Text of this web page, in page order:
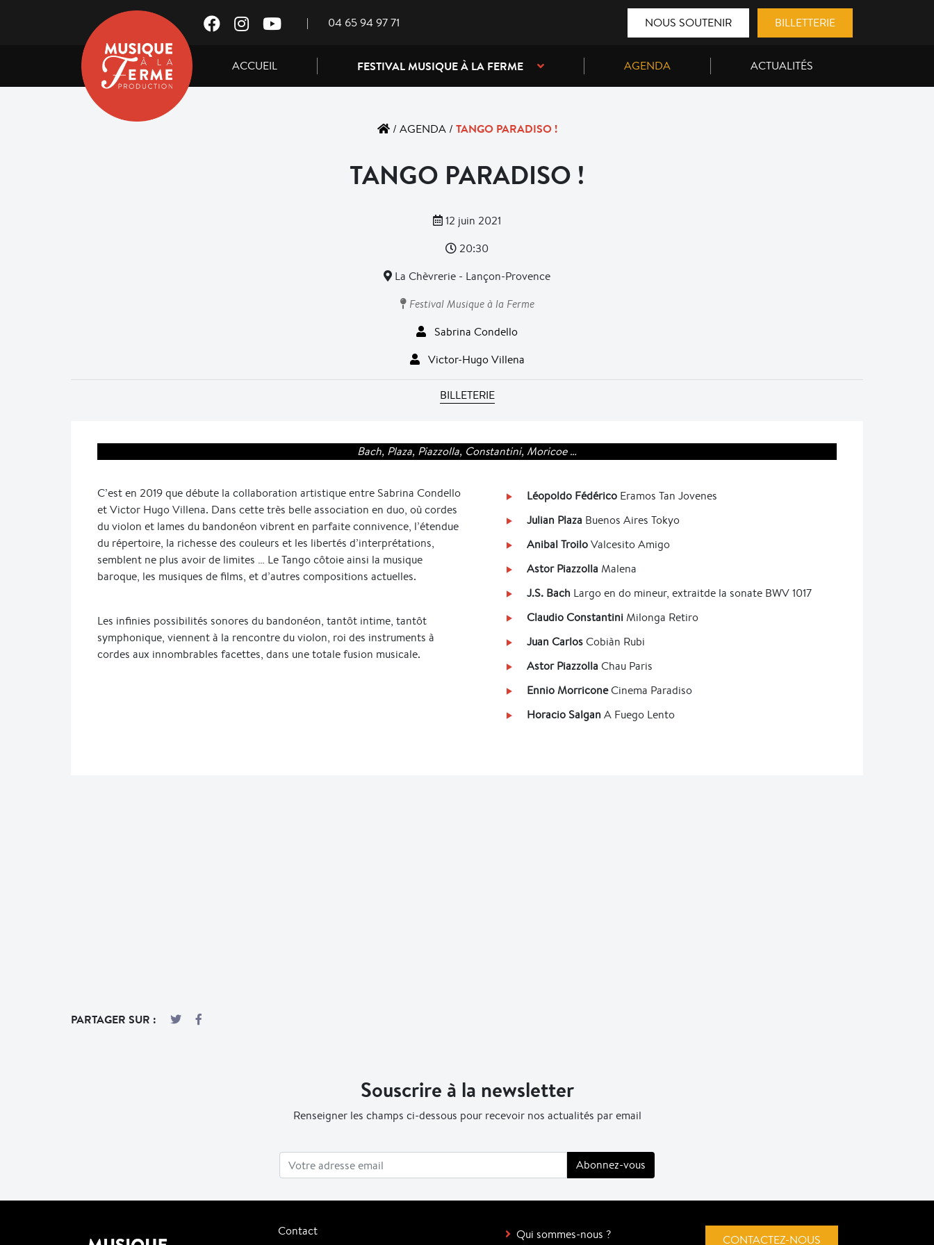
| 04 65 94 97 71 NOUS SOUTENIR BILLETTERIE
ACCUEIL FESTIVAL MUSIQUE À LA FERME AGENDA ACTUALITÉS
/ AGENDA/ TANGO PARADISO !
TANGO PARADISO !
12 juin 2021
20:30
La Chèvrerie - Lançon-Provence
Festival Musique à la Ferme
Sabrina Condello
Victor-Hugo Villena
BILLETERIE
Bach, Plaza, Piazzolla, Constantini, Moricoe …
C’est en 2019 que débute la collaboration artistique entre Sabrina Condello
et Victor Hugo Villena. Dans cette très belle association en duo, où cordes
du violon et lames du bandonéon vibrent en parfaite connivence, l’étendue
du répertoire, la richesse des couleurs et les libertés d’interprétations,
semblent ne plus avoir de limites … Le Tango côtoie ainsi la musique
baroque, les musiques de films, et d’autres compositions actuelles.
Les infinies possibilités sonores du bandonéon, tantôt intime, tantôt
symphonique, viennent à la rencontre du violon, roi des instruments à
cordes aux innombrables facettes, dans une totale fusion musicale.
Léopoldo Fédérico Eramos Tan Jovenes
Julian Plaza Buenos Aires Tokyo
Anibal TroiloValcesito Amigo
Astor Piazzolla Malena
J.S. Bach Largo en do mineur, extraitde la sonate BWV 1017
Claudio ConstantiniMilonga Retiro
Juan CarlosCobiàn Rubi
Astor Piazzolla Chau Paris
Ennio MorriconeCinema Paradiso
Horacio SalganA Fuego Lento
PARTAGER SUR :
Souscrire à la newsletter
Renseigner les champs ci-dessous pour recevoir nos actualités par email
Contact
Qui sommes-nous ?
CONTACTEZ-NOUS